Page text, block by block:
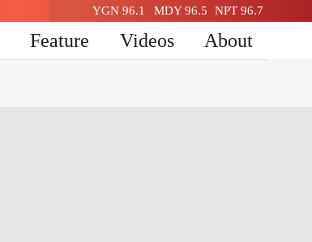
YGN 96.1 MDY 96.5 NPT 96.7
Feature Videos About